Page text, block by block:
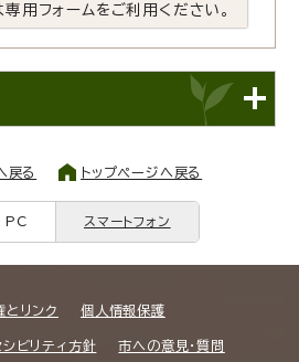
用フォームをご利用ください。
戻る トップページへ戻る
PC スマートフォン
とリンク 個人情報保護
シビリティ方針 市への意見・質問